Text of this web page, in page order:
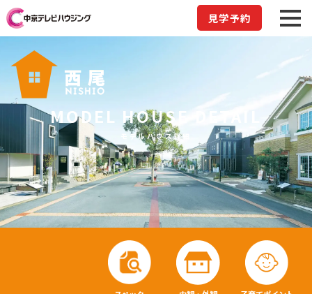
見学予約
MODEL HOUSE DETAIL
モデルハウス詳細